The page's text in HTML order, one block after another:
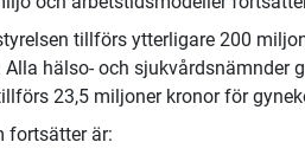
tillförs ytterligare 200
hälso- och sjukvårdsnämnder
23,5 miljoner kronor för
fortsätter är: